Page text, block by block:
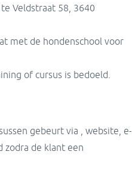
Veldstraat 58, 3640
met de hondenschool voor
of cursus is bedoeld.
gebeurt via , website, e-
de klant een